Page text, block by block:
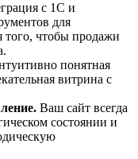
с 1С и
для
чтобы продажи
понятная
витрина с
Ваш сайт всегда
состоянии и